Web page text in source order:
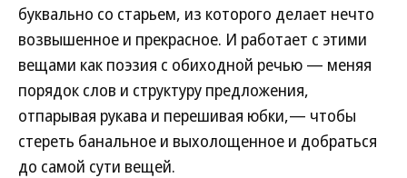
буквально со старьем, из которого делает нечто
возвышенное и прекрасное. И работает с этими
вещами как поэзия с обиходной речью — меняя
порядок слов и структуру предложения,
отпарывая рукава и перешивая юбки,— чтобы
стереть банальное и выхолощенное и добраться
до самой сути вещей.